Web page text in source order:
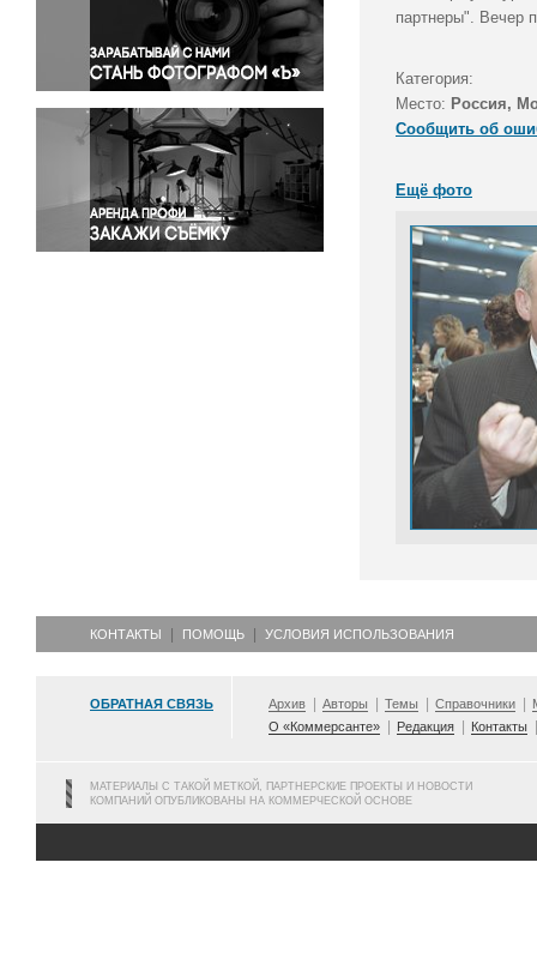
Правосудие
Происшествия и конфликты
Религия
Светская жизнь
Спорт
Экология
Экономика и бизнес
партнеры". Вечер
Категория:
Место: Россия,
Сообщить об
Ещё фото
КОНТАКТЫ ПОМОЩЬ УСЛОВИЯ ИСПОЛЬЗОВАНИЯ
ОБРАТНАЯ СВЯЗЬ Архив Авторы Темы Справочники
О «Коммерсанте»
Редакция Контакты
МАТЕРИАЛЫ С ТАКОЙ МЕТКОЙ, ПАРТНЕРСКИЕ ПРОЕКТЫ И НОВОСТИ
КОМПАНИЙ ОПУБЛИКОВАНЫ НА КОММЕРЧЕСКОЙ ОСНОВЕ